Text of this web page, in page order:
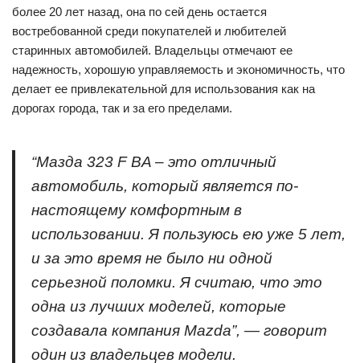
более 20 лет назад, она по сей день остается
востребованной среди покупателей и любителей
старинных автомобилей. Владельцы отмечают ее
надежность, хорошую управляемость и экономичность, что
делает ее привлекательной для использования как на
дорогах города, так и за его пределами.
“Мазда 323 F BA – это отличный
автомобиль, который является по-
настоящему комфортным в
использовании. Я пользуюсь ею уже 5 лет,
и за это время не было ни одной
серьезной поломки. Я считаю, что это
одна из лучших моделей, которые
создавала компания Mazda”, — говорит
один из владельцев модели.